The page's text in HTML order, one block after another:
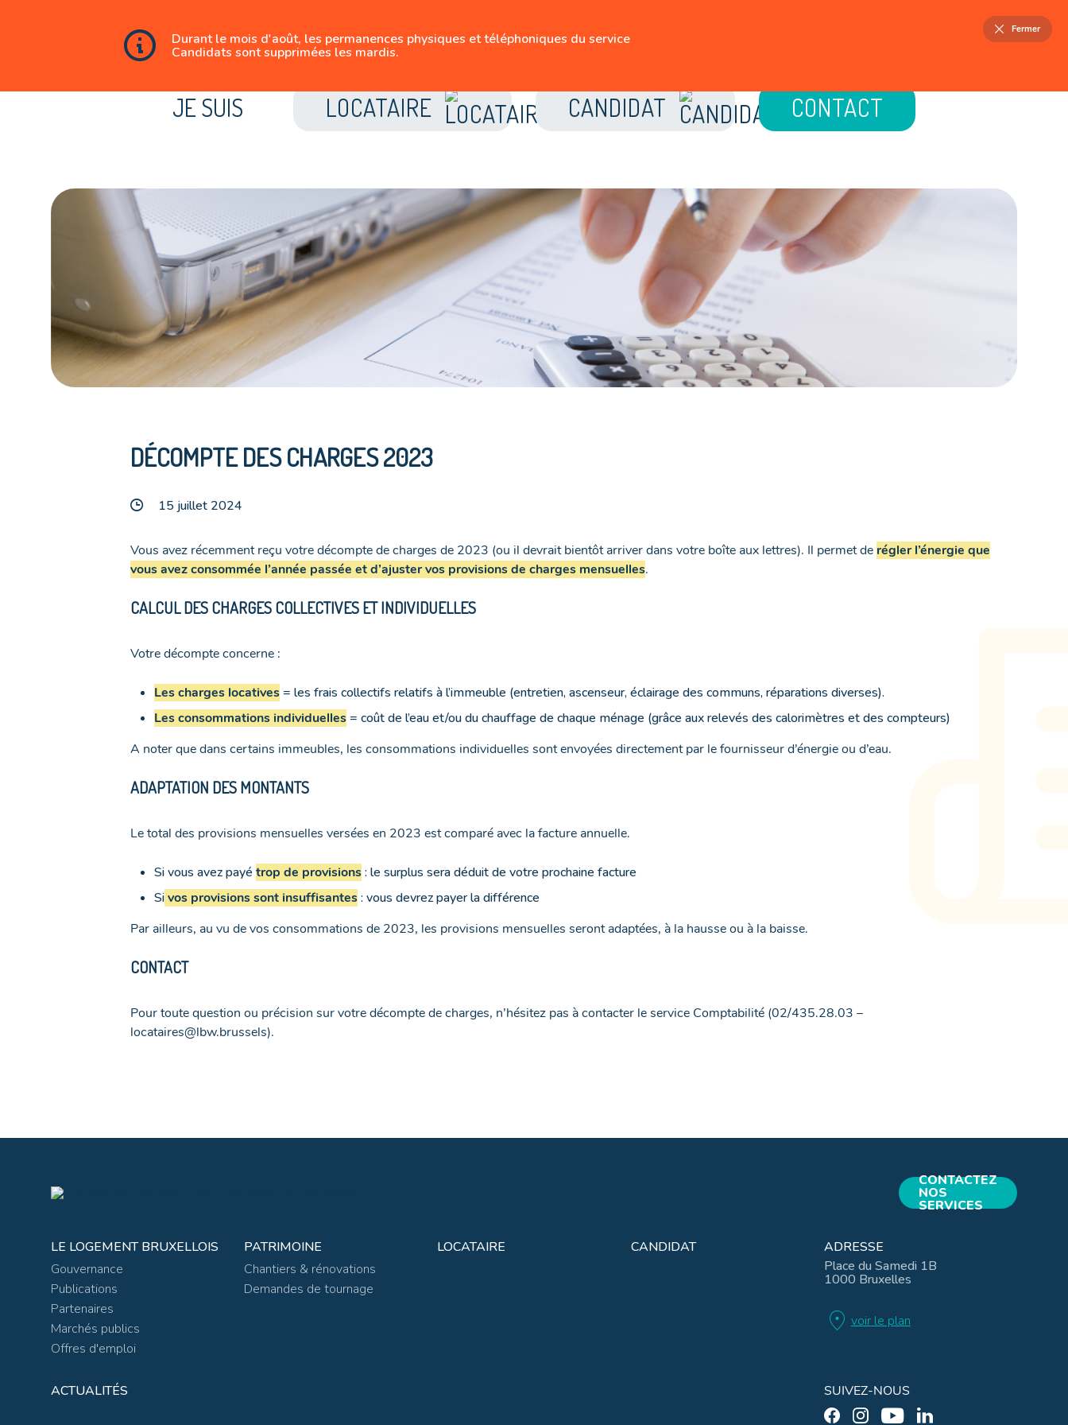
Durant le mois d'août, les permanences physiques et téléphoniques du service
Candidats sont supprimées les mardis.
Fermer
JE SUIS LOCATAIRE CANDIDAT CONTACT
DÉCOMPTE DES CHARGES 2023
15 juillet 2024
Vous avez récemment reçu votre décompte de charges de 2023 (ou il devrait bientôt arriver dans votre boîte aux lettres). Il permet de régler l’énergie que
vous avez consommée l’année passée et d’ajuster vos provisions de charges mensuelles.
CALCUL DES CHARGES COLLECTIVES ET INDIVIDUELLES
Votre décompte concerne :
Les charges locatives= les frais collectifs relatifs à l’immeuble (entretien, ascenseur, éclairage des communs, réparations diverses).
Les consommations individuelles= coût de l’eau et/ou du chauffage de chaque ménage (grâce aux relevés des calorimètres et des compteurs)
A noter que dans certains immeubles, les consommations individuelles sont envoyées directement par le fournisseur d’énergie ou d’eau.
ADAPTATION DES MONTANTS
Le total des provisions mensuelles versées en 2023 est comparé avec la facture annuelle.
Si vous avez payé trop de provisions: le surplus sera déduit de votre prochaine facture
Sivos provisions sont insuffisantes: vous devrez payer la différence
Par ailleurs, au vu de vos consommations de 2023, les provisions mensuelles seront adaptées, à la hausse ou à la baisse.
CONTACT
Pour toute question ou précision sur votre décompte de charges, n’hésitez pas à contacter le service Comptabilité (02/435.28.03 –
locataires@lbw.brussels).
CONTACTEZ
NOS
SERVICES
LE LOGEMENT BRUXELLOIS
Gouvernance
Publications
Partenaires
Marchés publics
Offres d'emploi
PATRIMOINE
Chantiers & rénovations
Demandes de tournage
LOCATAIRE CANDIDAT
ADRESSE
Place du Samedi 1B
1000 Bruxelles
location_on voir le plan
SUIVEZ-NOUS
ACTUALITÉS